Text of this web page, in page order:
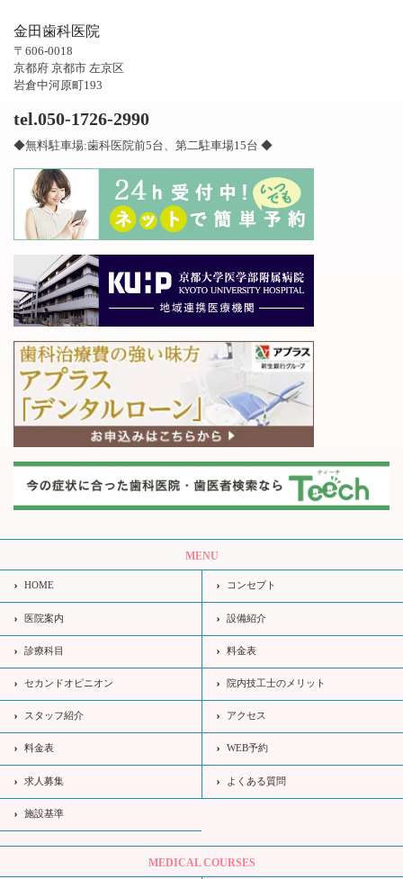
金田歯科医院
〒606-0018
京都府 京都市 左京区
岩倉中河原町193
tel.050-1726-2990
◆無料駐車場:歯科医院前5台、第二駐車場15台 ◆
MENU
HOME コンセプト
医院案内 設備紹介
診療科目 料金表
セカンドオピニオン 院内技工士のメリット
スタッフ紹介 アクセス
料金表 WEB予約
求人募集 よくある質問
施設基準
MEDICAL COURSES